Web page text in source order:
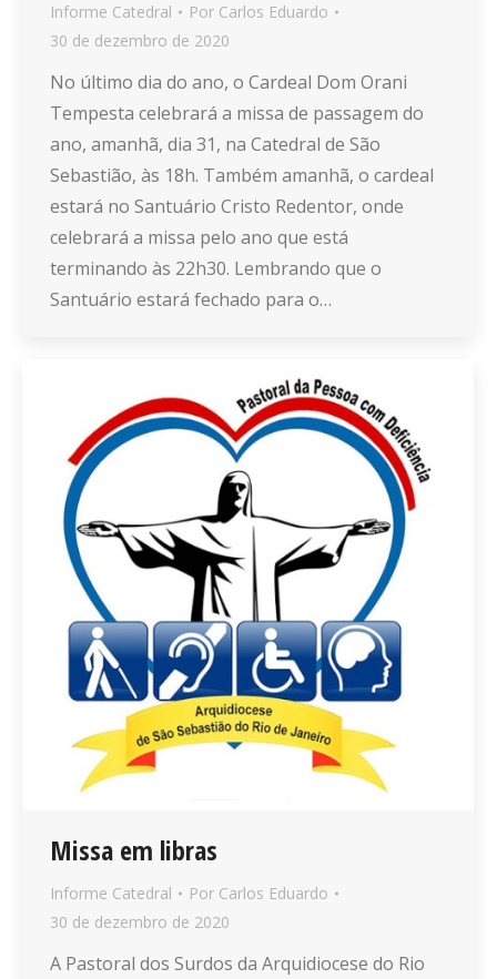
Informe Catedral Por Carlos Eduardo
30 de dezembro de 2020
No último dia do ano, o Cardeal Dom Orani
Tempesta celebrará a missa de passagem do
ano, amanhã, dia 31, na Catedral de São
Sebastião, às 18h. Também amanhã, o cardeal
estará no Santuário Cristo Redentor, onde
celebrará a missa pelo ano que está
terminando às 22h30. Lembrando que o
Santuário estará fechado para o…
Missa em libras
Informe Catedral Por Carlos Eduardo
30 de dezembro de 2020
A Pastoral dos Surdos da Arquidiocese do Rio